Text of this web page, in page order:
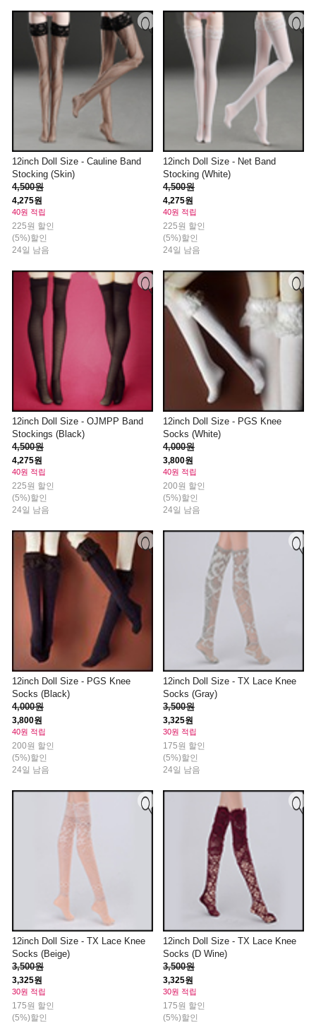
12inch Doll Size - Cauline Band
Stocking (Skin)
4,500원
4,275원
40원 적립
225원 할인
(5%)할인
24일 남음
12inch Doll Size - Net Band
Stocking (White)
4,500원
4,275원
40원 적립
225원 할인
(5%)할인
24일 남음
12inch Doll Size - OJMPP Band
Stockings (Black)
4,500원
4,275원
40원 적립
225원 할인
(5%)할인
24일 남음
12inch Doll Size - PGS Knee
Socks (White)
4,000원
3,800원
40원 적립
200원 할인
(5%)할인
24일 남음
12inch Doll Size - PGS Knee
Socks (Black)
4,000원
3,800원
40원 적립
200원 할인
(5%)할인
24일 남음
12inch Doll Size - TX Lace Knee
Socks (Gray)
3,500원
3,325원
30원 적립
175원 할인
(5%)할인
24일 남음
12inch Doll Size - TX Lace Knee
Socks (Beige)
3,500원
3,325원
30원 적립
175원 할인
(5%)할인
12inch Doll Size - TX Lace Knee
Socks (D Wine)
3,500원
3,325원
30원 적립
175원 할인
(5%)할인